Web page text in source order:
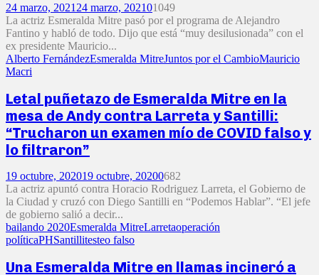
24 marzo, 2021 24 marzo, 202101049
La actriz Esmeralda Mitre pasó por el programa de Alejandro
Fantino y habló de todo. Dijo que está “muy desilusionada” con el
ex presidente Mauricio...
Alberto FernándezEsmeralda MitreJuntos por el CambioMauricio
Macri
Letal puñetazo de Esmeralda Mitre en la
mesa de Andy contra Larreta y Santilli:
“Trucharon un examen mío de COVID falso y
lo filtraron”
19 octubre, 202019 octubre, 20200682
La actriz apuntó contra Horacio Rodriguez Larreta, el Gobierno de
la Ciudad y cruzó con Diego Santilli en “Podemos Hablar”. “El jefe
de gobierno salió a decir...
bailando 2020Esmeralda MitreLarretaoperación
políticaPHSantillitesteo falso
Una Esmeralda Mitre en llamas incineró a